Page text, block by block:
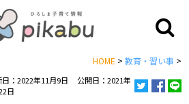
HOME > 教育・習い事 >
：2022年11月9日
公開日：2021年
日